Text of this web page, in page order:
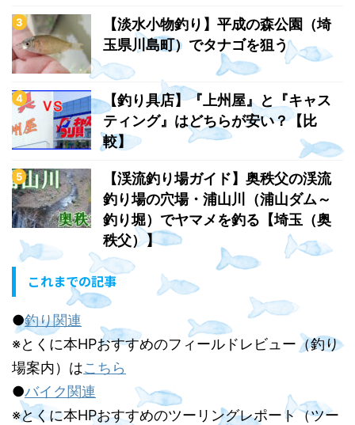
【淡水小物釣り】平成の森公園（埼
玉県川島町）でタナゴを狙う
【釣り具店】『上州屋』と『キャス
ティング』はどちらが安い？【比
較】
【渓流釣り場ガイド】奥秩父の渓流
釣り場の穴場・浦山川（浦山ダム～
釣り堀）でヤマメを釣る【埼玉（奥
秩父）】
これまでの記事
●釣り関連
※とくに本HPおすすめのフィールドレビュー（釣り
場案内）はこちら
●バイク関連
※とくに本HPおすすめのツーリングレポート（ツー